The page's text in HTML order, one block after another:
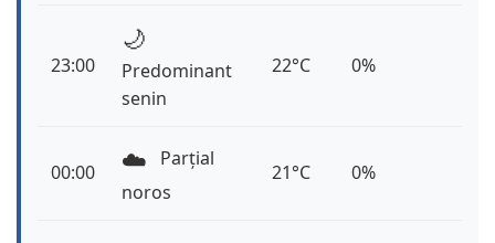
23:00
🌙
Predominant
senin
22°C 0%
00:00 ☁️
Parțial
noros
21°C 0%